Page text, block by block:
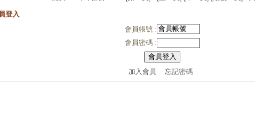
登入
會員帳號 :
會員密碼 :
加入會員 忘記密碼